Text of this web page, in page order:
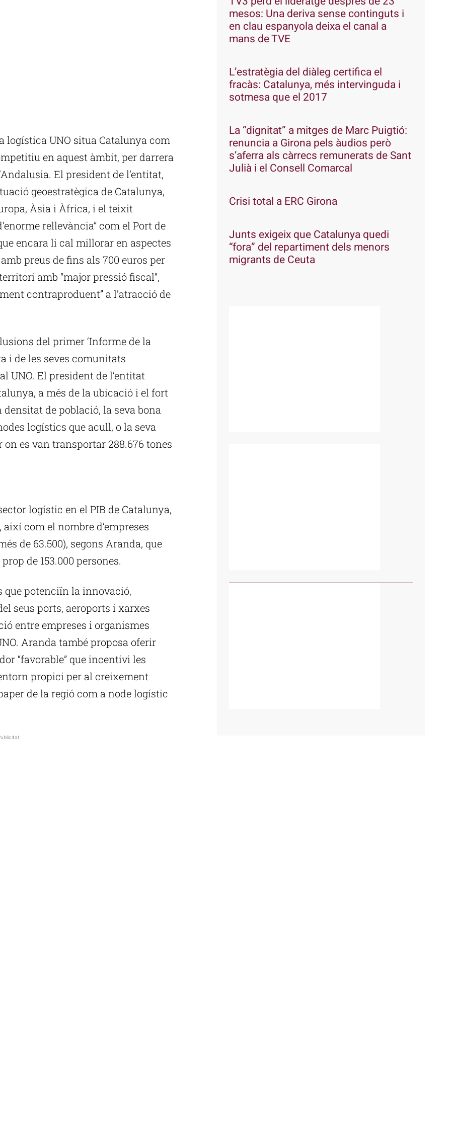
logística UNO situa Catalunya com
en aquest àmbit, per darrera
El president de l’entitat,
geoestratègica de Catalunya,
Àsia i Àfrica, i el teixit
rellevància” com el Port de
encara li cal millorar en aspectes
preus de fins als 700 euros per
amb “major pressió fiscal”,
contraproduent” a l’atracció de
del primer ‘Informe de la
i de les seves comunitats
UNO. El president de l’entitat
a més de la ubicació i el fort
de població, la seva bona
logístics que acull, o la seva
es van transportar 288.676 tones
logístic en el PIB de Catalunya,
com el nombre d’empreses
de 63.500), segons Aranda, que
de 153.000 persones.
que potenciïn la innovació,
seus ports, aeroports i xarxes
entre empreses i organismes
Aranda també proposa oferir
“favorable” que incentivi les
propici per al creixement
de la regió com a node logístic
mesos: Una deriva sense continguts i
en clau espanyola deixa el canal a
mans de TVE
L’estratègia del diàleg certifica el
fracàs: Catalunya, més intervinguda i
sotmesa que el 2017
La “dignitat” a mitges de Marc Puigtió:
renuncia a Girona pels àudios però
s’aferra als càrrecs remunerats de Sant
Julià i el Consell Comarcal
Crisi total a ERC Girona
Junts exigeix que Catalunya quedi
“fora” del repartiment dels menors
migrants de Ceuta